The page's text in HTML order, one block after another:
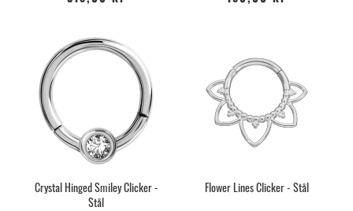
Crystal Hinged Smiley Clicker -
Stål
Flower Lines Clicker - Stål